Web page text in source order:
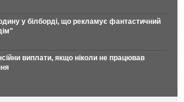
у білборді, що рекламує фантастичний
виплати, якщо ніколи не працював